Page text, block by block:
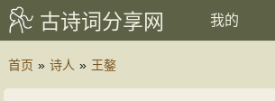
古诗词分享网 我的
首页 » 诗人 » 王鏊